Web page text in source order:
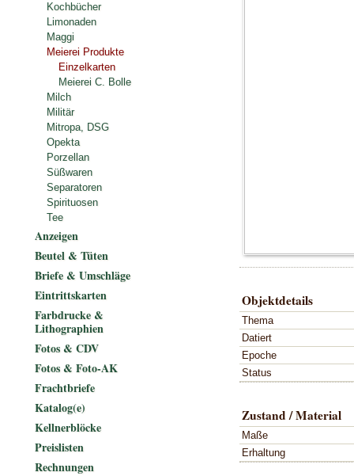
Objektdetails
Thema
Datiert
Epoche
Status
Zustand / Material
Maße
Erhaltung
Kochbücher
Limonaden
Maggi
Meierei Produkte
Einzelkarten
Meierei C. Bolle
Milch
Militär
Mitropa, DSG
Opekta
Porzellan
Süßwaren
Separatoren
Spirituosen
Tee
Anzeigen
Beutel & Tüten
Briefe & Umschläge
Eintrittskarten
Farbdrucke &
Lithographien
Fotos & CDV
Fotos & Foto-AK
Frachtbriefe
Katalog(e)
Kellnerblöcke
Preislisten
Rechnungen